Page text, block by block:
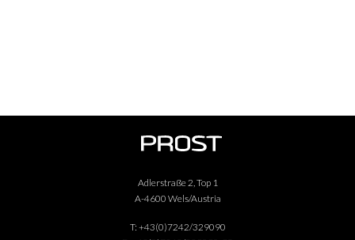
Adlerstraße 2, Top 1
A-4600 Wels/Austria
T: +43(0)7242/329090